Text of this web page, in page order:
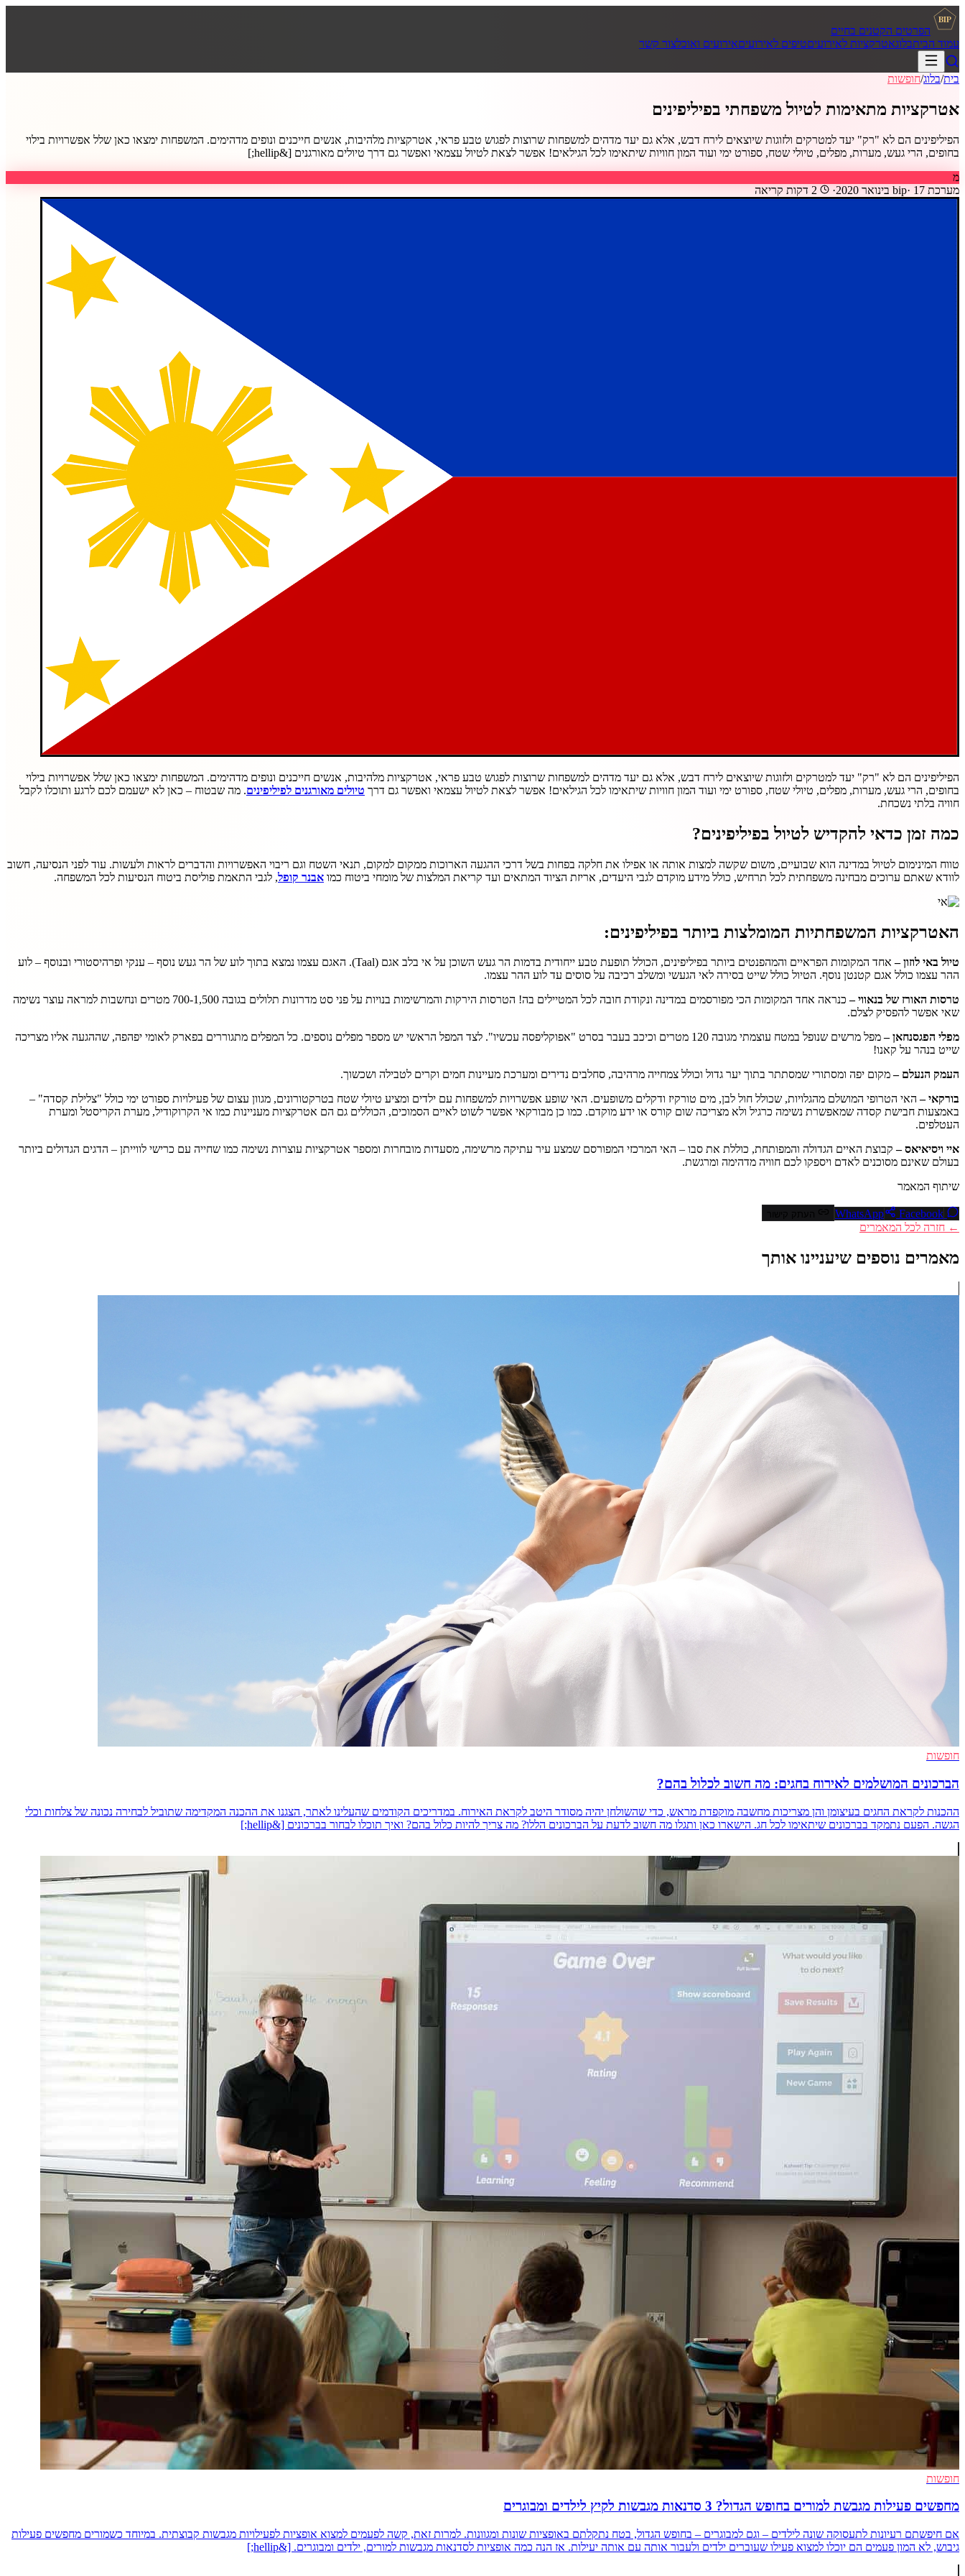
BIP
הפרטים הקטנים בחיים
עמוד הביתבלוגאטרקציות לאירועיםטיפים לאירועיםאירועים ואוכלצור קשר
בית/בלוג/חופשות
אטרקציות מתאימות לטיול משפחתי בפיליפינים
הפיליפינים הם לא "רק" יעד למטרקים ולזוגות שיוצאים לירח דבש, אלא גם יעד מדהים למשפחות שרוצות לפגוש טבע פראי, אטרקציות מלהיבות, אנשים חייכנים ונופים מדהימים. המשפחות ימצאו כאן שלל אפשרויות בילוי
בחופים, הרי געש, מערות, מפלים, טיולי שטח, ספורט ימי ועוד המון חוויות שיתאימו לכל הגילאים! אפשר לצאת לטיול עצמאי ואפשר גם דרך טיולים מאורגנים [&hellip;]
מ
מערכת bip
· 17 בינואר 2020 ·
2 דקות קריאה
הפיליפינים הם לא "רק" יעד למטרקים ולזוגות שיוצאים לירח דבש, אלא גם יעד מדהים למשפחות שרוצות לפגוש טבע פראי, אטרקציות מלהיבות, אנשים חייכנים ונופים מדהימים. המשפחות ימצאו כאן שלל אפשרויות בילוי
בחופים, הרי געש, מערות, מפלים, טיולי שטח, ספורט ימי ועוד המון חוויות שיתאימו לכל הגילאים! אפשר לצאת לטיול עצמאי ואפשר גם דרך טיולים מאורגנים לפיליפינים. מה שבטוח – כאן לא ישעמם לכם לרגע ותוכלו לקבל
חוויה בלתי נשכחת.
כמה זמן כדאי להקדיש לטיול בפיליפינים?
טווח המינימום לטיול במדינה הוא שבועיים, משום שקשה למצות אותה או אפילו את חלקה בפחות בשל דרכי ההגעה הארוכות ממקום למקום, תנאי השטח וגם ריבוי האפשרויות והדברים לראות ולעשות. עוד לפני הנסיעה, חשוב
לוודא שאתם ערוכים מבחינה משפחתית לכל תרחיש, כולל מידע מוקדם לגבי היעדים, אריזת הציוד המתאים ועד קריאת המלצות של מומחי ביטוח כמו אבנר קופל, לגבי התאמת פוליסת ביטוח הנסיעות לכל המשפחה.
האטרקציות המשפחתיות המומלצות ביותר בפיליפינים:
טיול באי לוזון –
אחד המקומות הפראיים והמהפנטים ביותר בפיליפינים, הכולל תופעת טבע ייחודית בדמות הר געש השוכן על אי בלב אגם (Taal). האגם עצמו נמצא בתוך לוע של הר געש נוסף – ענקי ופרהיסטורי ובנוסף – לוע
ההר עצמו כולל אגם קטנטן נוסף. הטיול כולל שייט בסירה לאי הגעשי ומשלב רכיבה על סוסים עד לוע ההר עצמו.
טרסות האורז של בנאווי –
כנראה אחד המקומות הכי מפורסמים במדינה ונקודת חובה לכל המטיילים בה! הטרסות הירקות והמרשימות בנויות על פני סט מדרונות תלולים בגובה 700-1,500 מטרים ונחשבות למראה עוצר נשימה
שאי אפשר להפסיק לצלם.
מפלי הפגסנחאן –
מפל מרשים שנופל במטח עוצמתי מגובה 120 מטרים וכיכב בעבר בסרט "אפוקליפסה עכשיו". לצד המפל הראשי יש מספר מפלים נוספים. כל המפלים מתגוררים בפארק לאומי יפהפה, שההגעה אליו מצריכה
שייט בנהר על קאנו!
העמק הנעלם –מקום יפה ומסתורי שמסתתר בתוך יער גדול וכולל צמחייה מרהיבה, סחלבים נדירים ומערכת מעיינות חמים וקרים לטבילה ושכשוך.
בורקאי –האי הטרופי המושלם מהגלויות, שכולל חול לבן, מים טורקיז ודקלים משופעים. האי שופע אפשרויות למשפחות עם ילדים ומציע טיולי שטח בטרקטורונים, מגוון עצום של פעילויות ספורט ימי כולל "צלילת קסדה" –
באמצעות חבישת קסדה שמאפשרת נשימה כרגיל ולא מצריכה שום קורס או ידע מוקדם. כמו כן מבורקאי אפשר לשוט לאיים הסמוכים, הכוללים גם הם אטרקציות מעניינות כמו אי הקרוקודיל, מערת הקריסטל ומערת
העטלפים.
איי ויסיאיאס –קבוצת האיים הגדולה והמפותחת, כוללת את סבו – האי המרכזי המפורסם שמצע עיר עתיקה מרשימה, מסעדות מובחרות ומספר אטרקציות עוצרות נשימה כמו שחייה עם כרישי לווייתן – הדגים הגדולים ביותר
בעולם שאינם מסוכנים לאדם ויספקו לכם חוויה מדהימה ומרגשת.
שיתוף המאמר
Facebook
← חזרה לכל המאמרים
מאמרים נוספים שיעניינו אותך
חופשות
הברכונים המושלמים לאירוח בחגים: מה חשוב לכלול בהם?
ההכנות לקראת החגים בעיצומן והן מצריכות מחשבה מוקפדת מראש, כדי שהשולחן יהיה מסודר היטב לקראת האירוח. במדריכים הקודמים שהעלינו לאתר, הצגנו את ההכנה המקדימה שתוביל לבחירה נכונה של צלחות וכלי
הגשה. הפעם נתמקד בברכונים שיתאימו לכל חג. הישארו כאן ותגלו מה חשוב לדעת על הברכונים הללו? מה צריך להיות כלול בהם? ואיך תוכלו לבחור בברכונים [&hellip;]
חופשות
מחפשים פעילות מגבשת למורים בחופש הגדול? 3 סדנאות מגבשות לקיץ לילדים ומבוגרים
אם חיפשתם רעיונות לתעסוקה שונה לילדים – וגם למבוגרים – בחופש הגדול, בטח נתקלתם באופציות שונות ומגוונות. למרות זאת, קשה לפעמים למצוא אופציות לפעילויות מגבשות קבוצתית. במיוחד כשמורים מחפשים פעילות
גיבוש, לא המון פעמים הם יוכלו למצוא פעילו שעוברים ילדים ולעבור אותה עם אותה יעילות. אז הנה כמה אופציות לסדנאות מגבשות למורים, ילדים ומבוגרים. [&hellip;]